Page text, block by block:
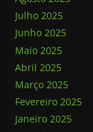
Julho 2025
Junho 2025
Maio 2025
Abril 2025
Março 2025
Fevereiro 2025
Janeiro 2025